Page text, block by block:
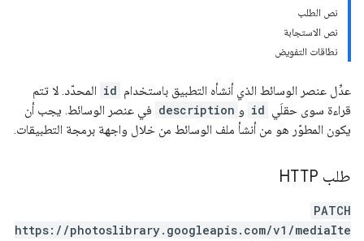
نص الطلب
نص الاستجابة
نطاقات التفويض
عدِّل عنصر الوسائط الذي أنشأه التطبيق باستخدام id المحدّد. لا تتم
قراءة سوى حقلَي id و description في عنصر الوسائط. يجب أن
يكون المطوّر هو من أنشأ ملف الوسائط من خلال واجهة برمجة التطبيقات.
طلب HTTP
PATCH
https://photoslibrary.googleapis.com/v1/mediaIte